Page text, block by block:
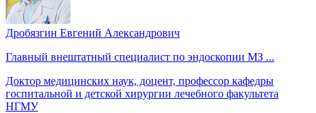
Дробязгин Евгений Александрович
Главный внештатный специалист по эндоскопии МЗ ...
Доктор медицинских наук, доцент, профессор кафедры
госпитальной и детской хирургии лечебного факультета
НГМУ